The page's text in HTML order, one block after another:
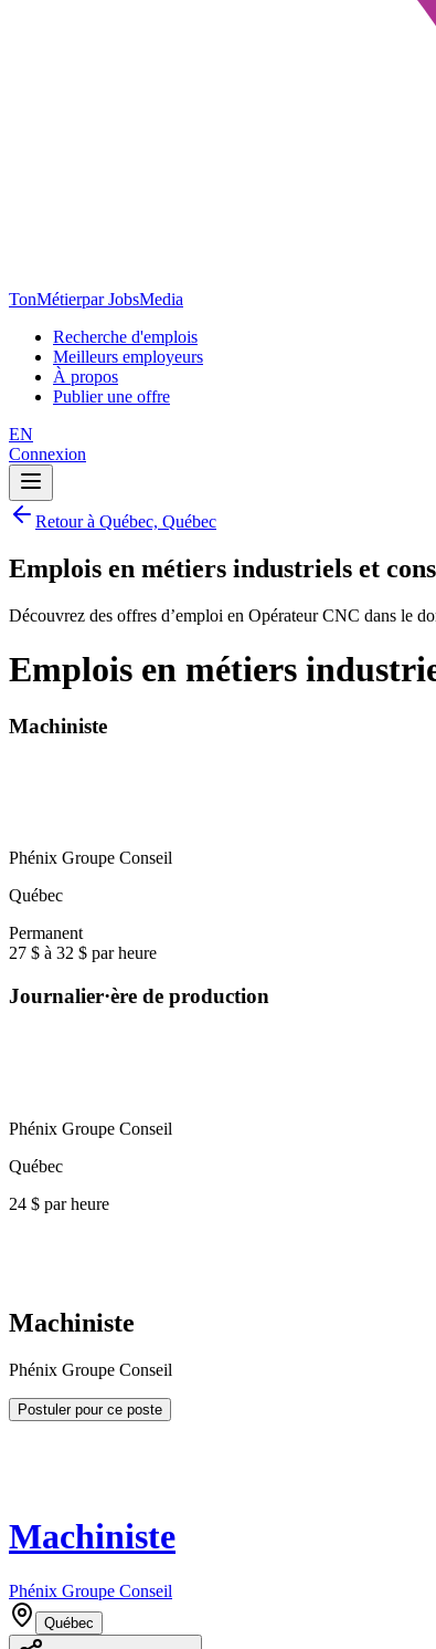
TonMétierpar JobsMedia
Recherche d'emplois
Meilleurs employeurs
À propos
Publier une offre
EN
Connexion
Retour à Québec, Québec
Emplois en métiers industriels et
Découvrez des offres d’emploi en Opérateur CNC dans le
Emplois en métiers
Machiniste
Phénix Groupe Conseil
Québec
Permanent
27 $ à 32 $ par heure
Journalier·ère de production
Phénix Groupe Conseil
Québec
24 $ par heure
Machiniste
Phénix Groupe Conseil
Postuler pour ce poste
Machiniste
Phénix Groupe Conseil
Québec